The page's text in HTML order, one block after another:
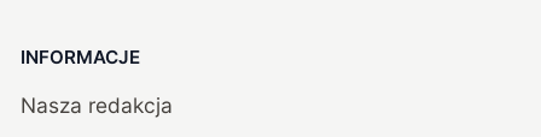
INFORMACJE
Nasza redakcja